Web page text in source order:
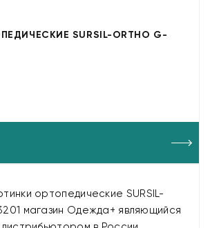
SURSIL-ORTHO G-